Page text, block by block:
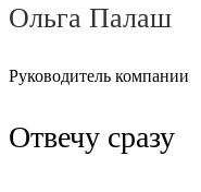
Ольга Палаш
Руководитель компании
Отвечу сразу